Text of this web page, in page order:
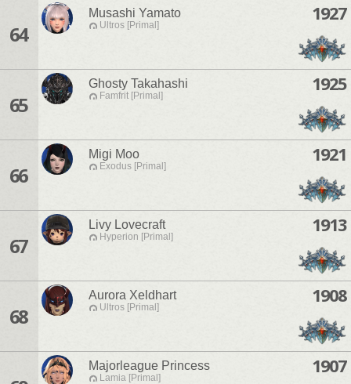
64
Musashi Yamato
Ultros [Primal]
1927
65
Ghosty Takahashi
Famfrit [Primal]
1925
66
Migi Moo
Exodus [Primal]
1921
67
Livy Lovecraft
Hyperion [Primal]
1913
68
Aurora Xeldhart
Ultros [Primal]
1908
Majorleague Princess
Lamia [Primal]
1907